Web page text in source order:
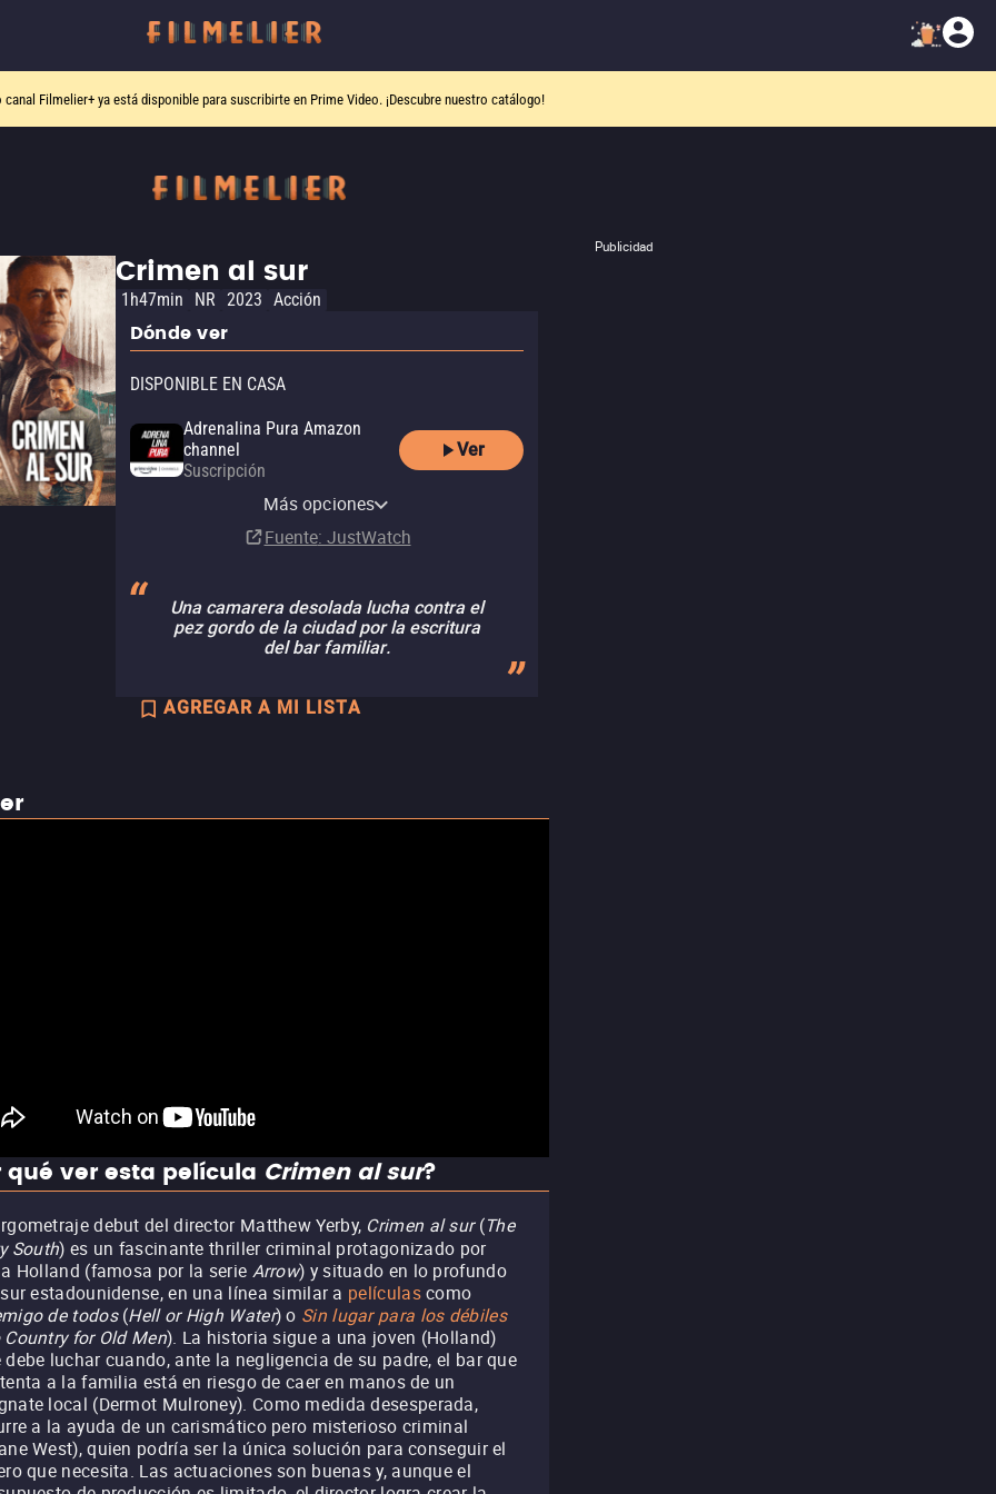
canal Filmelier+ya está disponible para suscribirte en Prime Video. ¡Descubre nuestro catálogo!
Publicidad
Crimen al sur
1h47min NR 2023 Acción
Dónde ver
DISPONIBLE EN CASA
Adrenalina Pura Amazon
channel
Suscripción
Ver
Adrenalina Pura Apple TV
SuscripciónMás opciones
Fuente: JustWatch
Una camarera desolada lucha contra el
pez gordo de la ciudad por la escritura
del bar familiar.
AGREGAR A MI LISTA
qué ver esta película Crimen al sur?
debut del director Matthew Yerby, Crimen al sur(The
South) es un fascinante thriller criminal protagonizado por
Holland (famosa por la serie Arrow) y situado en lo profundo
estadounidense, en una línea similar a películascomo
de todos(Hell or High Water) o Sin lugar para los débiles
Country for Old Men). La historia sigue a una joven (Holland)
debe luchar cuando, ante la negligencia de su padre, el bar que
a la familia está en riesgo de caer en manos de un
local (Dermot Mulroney). Como medida desesperada,
a la ayuda de un carismático pero misterioso criminal
West), quien podría ser la única solución para conseguir el
que necesita. Las actuaciones son buenas y, aunque el